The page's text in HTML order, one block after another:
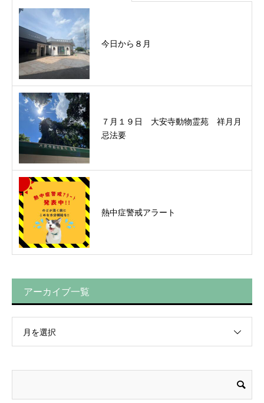
今日から８月
７月１９日 大安寺動物霊苑 祥月月
忌法要
熱中症警戒アラート
アーカイブ一覧
月を選択